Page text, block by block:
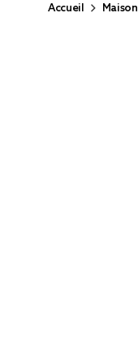
Accueil Maison